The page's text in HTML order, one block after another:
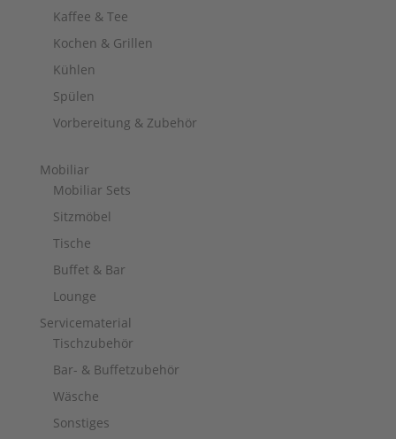
Kaffee & Tee
Kochen & Grillen
Kühlen
Spülen
Vorbereitung & Zubehör
Mobiliar
Mobiliar Sets
Sitzmöbel
Tische
Buffet & Bar
Lounge
Servicematerial
Tischzubehör
Bar- & Buffetzubehör
Wäsche
Sonstiges